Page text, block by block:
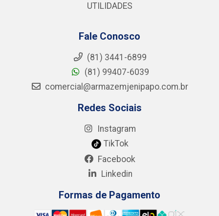
UTILIDADES
Fale Conosco
(81) 3441-6899
(81) 99407-6039
comercial@armazemjenipapo.com.br
Redes Sociais
Instagram
TikTok
Facebook
Linkedin
Formas de Pagamento